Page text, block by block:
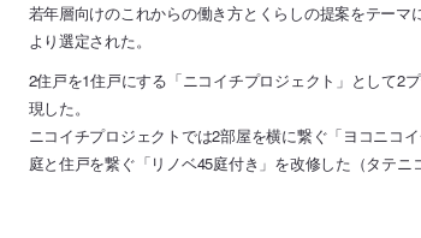
若年層向けのこれからの働き方とくらしの提案をテー
より選定された。
2住戸を1住戸にする「ニコイチプロジェクト」として2
現した。
ニコイチプロジェクトでは2部屋を横に繋ぐ「ヨコニコ
庭と住戸を繋ぐ「リノベ45庭付き」を改修した（タテニ